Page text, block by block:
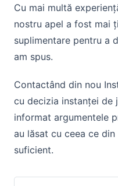
Cu mai multă
nostru apel a fost mai
suplimentare pentru a
am spus.
Contactând din nou
cu decizia instanței de
informat argumentele
au lăsat cu ceea ce
suficient.